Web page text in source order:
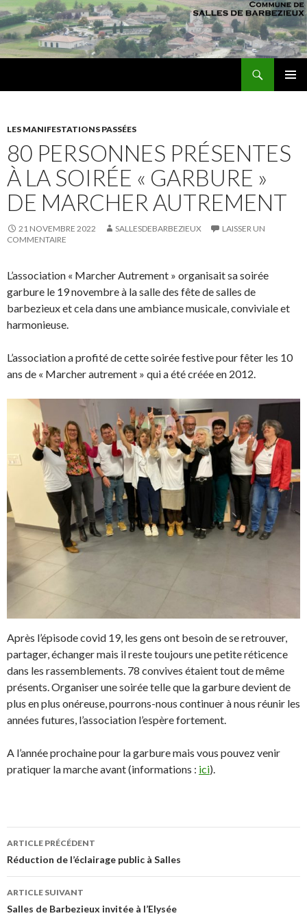
LES MANIFESTATIONS PASSÉES
80 PERSONNES PRÉSENTES
À LA SOIRÉE « GARBURE »
DE MARCHER AUTREMENT
21 NOVEMBRE 2022 SALLESDEBARBEZIEUX
LAISSER UN
COMMENTAIRE
L’association « Marcher Autrement » organisait sa soirée
garbure le 19 novembre à la salle des fête de salles de
barbezieux et cela dans une ambiance musicale, conviviale et
harmonieuse.
L’association a profité de cette soirée festive pour fêter les 10
ans de « Marcher autrement » qui a été créée en 2012.
Après l’épisode covid 19, les gens ont besoin de se retrouver,
partager, échanger mais il reste toujours une petite réticence
dans les rassemblements. 78 convives étaient tout de même
présents. Organiser une soirée telle que la garbure devient de
plus en plus onéreuse, pourrons-nous continuer à nous réunir les
années futures, l’association l’espère fortement.
A l’année prochaine pour la garbure mais vous pouvez venir
pratiquer la marche avant (informations : ici).
Navigation de l’article
ARTICLE PRÉCÉDENT
Réduction de l’éclairage public à Salles
ARTICLE SUIVANT
Salles de Barbezieux invitée à l’Elysée